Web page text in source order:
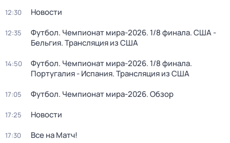
12:30 Новости
12:35
Футбол. Чемпионат мира-2026. 1/8 финала. США -
Бельгия. Трансляция из США
14:50
Футбол. Чемпионат мира-2026. 1/8 финала.
Португалия - Испания. Трансляция из США
17:05 Футбол. Чемпионат мира-2026. Обзор
17:25 Новости
17:30 Все на Матч!